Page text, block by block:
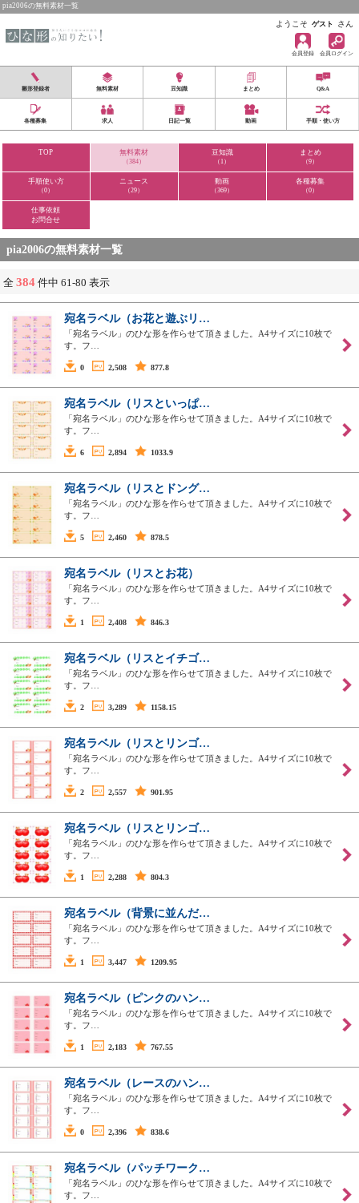
pia2006の無料素材一覧
ようこそ ゲスト さん
会員登録 会員ログイン
雛形登録者 無料素材 豆知識 まとめ Q&A
各種募集 求人 日記一覧 動画 手順・使い方
TOP 無料素材
（384）
豆知識
（1）
まとめ
（9）
手順使い方
（0）
ニュース
（29）
動画
（369）
各種募集
（0）
仕事依頼
お問合せ
pia2006の無料素材一覧
全 384 件中 61-80 表示
宛名ラベル（お花と遊ぶリ…
「宛名ラベル」のひな形を作らせて頂きました。A4サイズに10枚で
す。フ…
0 2,508 877.8
宛名ラベル（リスといっぱ…
「宛名ラベル」のひな形を作らせて頂きました。A4サイズに10枚で
す。フ…
6 2,894 1033.9
宛名ラベル（リスとドング…
「宛名ラベル」のひな形を作らせて頂きました。A4サイズに10枚で
す。フ…
5 2,460 878.5
宛名ラベル（リスとお花）
「宛名ラベル」のひな形を作らせて頂きました。A4サイズに10枚で
す。フ…
1 2,408 846.3
宛名ラベル（リスとイチゴ…
「宛名ラベル」のひな形を作らせて頂きました。A4サイズに10枚で
す。フ…
2 3,289 1158.15
宛名ラベル（リスとリンゴ…
「宛名ラベル」のひな形を作らせて頂きました。A4サイズに10枚で
す。フ…
2 2,557 901.95
宛名ラベル（リスとリンゴ…
「宛名ラベル」のひな形を作らせて頂きました。A4サイズに10枚で
す。フ…
1 2,288 804.3
宛名ラベル（背景に並んだ…
「宛名ラベル」のひな形を作らせて頂きました。A4サイズに10枚で
す。フ…
1 3,447 1209.95
宛名ラベル（ピンクのハン…
「宛名ラベル」のひな形を作らせて頂きました。A4サイズに10枚で
す。フ…
1 2,183 767.55
宛名ラベル（レースのハン…
「宛名ラベル」のひな形を作らせて頂きました。A4サイズに10枚で
す。フ…
0 2,396 838.6
宛名ラベル（パッチワーク…
「宛名ラベル」のひな形を作らせて頂きました。A4サイズに10枚で
す。フ…